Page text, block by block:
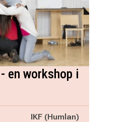
en workshop i
IKF (Humlan)